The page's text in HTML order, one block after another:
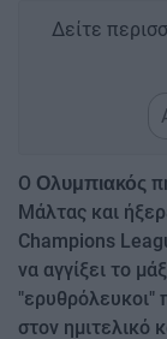
Δείτε
Ο Ολυμπιακός
Μάλτας και
Champions
να αγγίξει το
"ερυθρόλευκοι"
στον ημιτελικό